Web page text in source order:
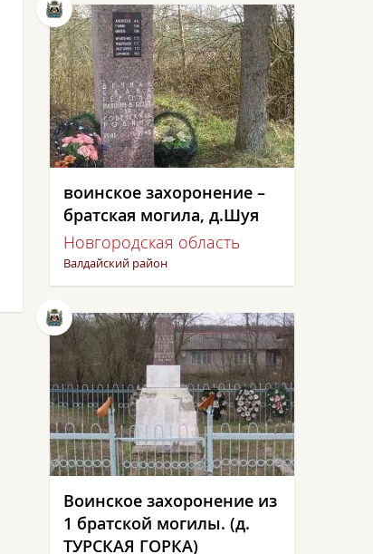
воинское захоронение –
братская могила, д.Шуя
Новгородская область
Валдайский район
Воинское захоронение из
1 братской могилы. (д.
ТУРСКАЯ ГОРКА)